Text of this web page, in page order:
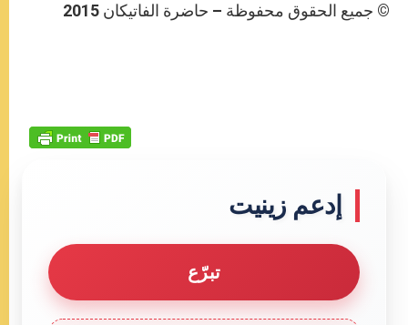
© جميع الحقوق محفوظة – حاضرة الفاتيكان 2015
إدعم زينيت
تبرّع